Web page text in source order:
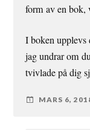
form av en bok,
I boken upplevs
jag undrar om
tvivlade på dig
MARS 6,